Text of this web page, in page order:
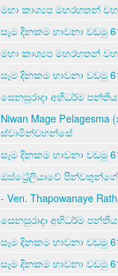
මහා කාශ්‍යප මහරහතන්
සෑම දිනකම භාවනා වඩමු
මහා කාශ්‍යප මහරහතන්
සෑම දිනකම භාවනා වඩමු
සෙනසුරාදා අභිධර්ම පන්තිය
Niwan Mage
ස්වාමීන්වහන්සේ
සෑම දිනකම භාවනා වඩමු
ඔස්ට්‍රේලියාවේ පින්වතුන්ගේ
- Ven. Thapowanaye
සෙනසුරාදා අභිධර්ම පන්තිය
සෑම දිනකම භාවනා වඩමු
සෑම දිනකම භාවනා වඩමු